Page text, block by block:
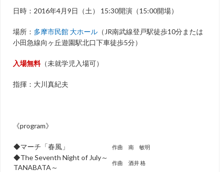
日時：2016年4月9日（土） 15:30開演（15:00開場）
場所： 多摩市民館 大ホール （JR南武線登戸駅徒歩10分または
小田急線向ヶ丘遊園駅北口下車徒歩5分）
入場無料（未就学児入場可）
指揮：大川真紀夫
《program》
◆マーチ「春風」 作曲 南 敏明
◆The Seventh Night of July～
TANABATA～
作曲 酒井 格